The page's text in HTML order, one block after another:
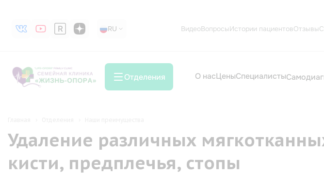
RU
RU ВидеоВопросыИстории пациентовОтзывы
Отделения О насЦеныСпециалисты
Удаление различных
кисти, предплечья, стопы